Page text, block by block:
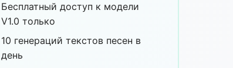
Бесплатный доступ к модели
V1.0 только
10 генераций текстов песен в
день